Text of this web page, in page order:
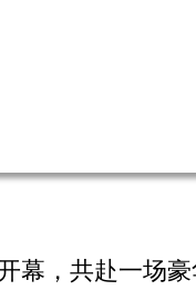
幕，共赴一场